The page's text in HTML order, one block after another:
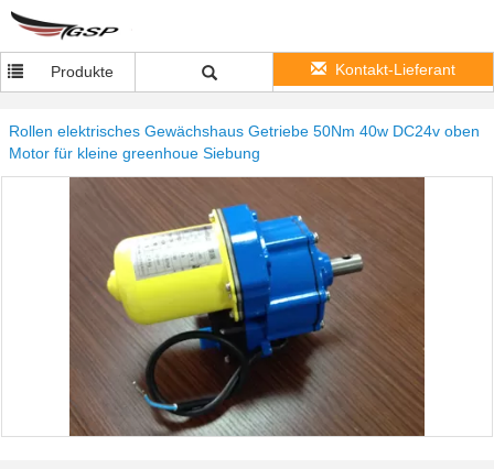
Produkte Kontakt-Lieferant
Rollen elektrisches Gewächshaus Getriebe 50Nm 40w DC24v oben
Motor für kleine greenhoue Siebung